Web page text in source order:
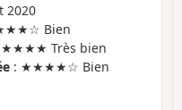
2020
Bien
Très bien
: ★★★★☆ Bien